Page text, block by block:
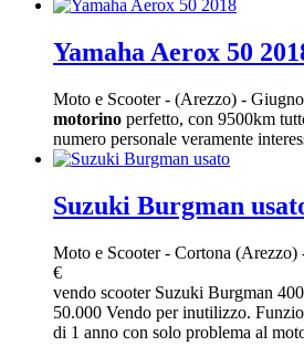
Yamaha Aerox 50
Moto e Scooter- (Arezzo) -
motorino perfetto, con 9500km
numero personale veramente
Suzuki Burgman
Moto e Scooter- Cortona (Arezzo)
€
vendo scooter Suzuki Burgman
50.000 Vendo per inutilizzo.
di 1 anno con solo problema al